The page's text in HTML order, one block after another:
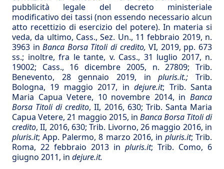
pubblicità legale del decreto ministeriale
modificativo dei tassi (non essendo necessario alcun
atto recettizio di esercizio del potere). In materia si
veda, da ultimo, Cass., Sez. Un., 11 febbraio 2019, n.
3963 inBanca Borsa Titoli di credito,VI, 2019, pp. 673
ss.; inoltre, fra le tante, v. Cass., 31 luglio 2017, n.
19002; Cass., 16 dicembre 2005, n. 27809; Trib.
Benevento, 28 gennaio 2019, inpluris.it.;Trib.
Bologna, 19 maggio 2017, indejure.it; Trib. Santa
Maria Capua Vetere, 10 novembre 2014, in Banca
Borsa Titoli di credito, II, 2016, 630; Trib. Santa Maria
Capua Vetere, 21 maggio 2015, in Banca Borsa Titoli di
credito, II, 2016, 630; Trib. Livorno, 26 maggio 2016, in
pluris.it; App. Palermo, 8 marzo 2016, in pluris.it; Trib.
Roma, 22 febbraio 2013 in pluris.it; Trib. Como, 6
giugno 2011, in dejure.it.